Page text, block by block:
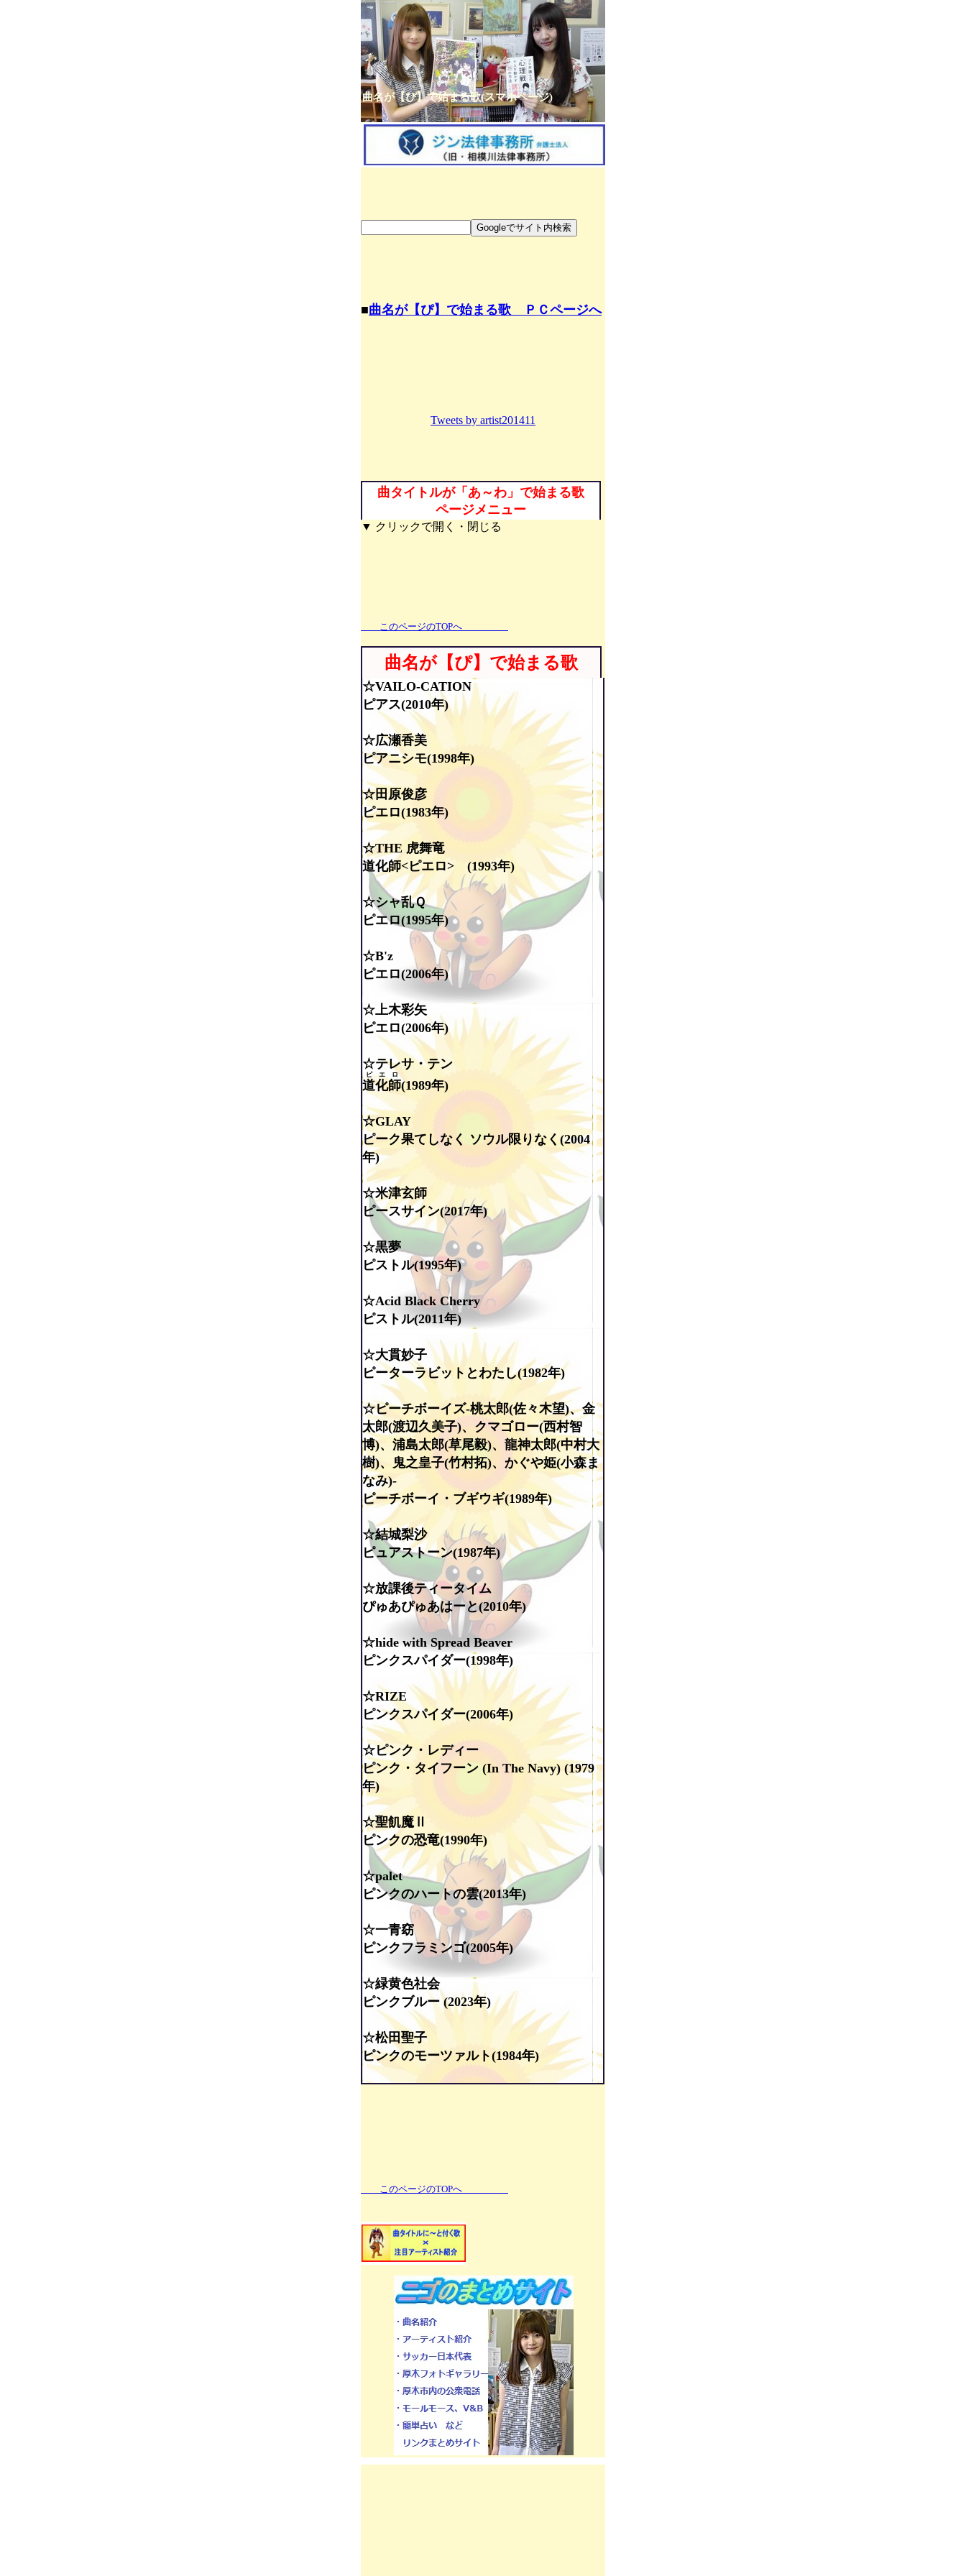
曲名が【ぴ】で始まる歌(スマホページ)
■曲名が【ぴ】で始まる歌 ＰＣページへ
Tweets by artist201411
曲タイトルが「あ～わ」で始まる歌
ページメニュー
▼ クリックで開く・閉じる
このページのTOPへ
曲名が【ぴ】で始まる歌
☆VAILO-CATION
ピアス(2010年)
☆広瀬香美
ピアニシモ(1998年)
☆田原俊彦
ピエロ(1983年)
☆THE 虎舞竜
道化師<ピエロ> (1993年)
☆シャ乱Ｑ
ピエロ(1995年)
☆B'z
ピエロ(2006年)
☆上木彩矢
ピエロ(2006年)
☆テレサ・テン
道化師
ピエロ
(1989年)
☆GLAY
ピーク果てしなく ソウル限りなく(2004
年)
☆米津玄師
ピースサイン(2017年)
☆黒夢
ピストル(1995年)
☆Acid Black Cherry
ピストル(2011年)
☆大貫妙子
ピーターラビットとわたし(1982年)
☆ピーチボーイズ-桃太郎(佐々木望)、金
太郎(渡辺久美子)、クマゴロー(西村智
博)、浦島太郎(草尾毅)、龍神太郎(中村大
樹)、鬼之皇子(竹村拓)、かぐや姫(小森ま
なみ)-
ピーチボーイ・ブギウギ(1989年)
☆結城梨沙
ピュアストーン(1987年)
☆放課後ティータイム
ぴゅあぴゅあはーと(2010年)
☆hide with Spread Beaver
ピンクスパイダー(1998年)
☆RIZE
ピンクスパイダー(2006年)
☆ピンク・レディー
ピンク・タイフーン (In The Navy) (1979
年)
☆聖飢魔Ⅱ
ピンクの恐竜(1990年)
☆palet
ピンクのハートの雲(2013年)
☆一青窈
ピンクフラミンゴ(2005年)
☆緑黄色社会
ピンクブルー (2023年)
☆松田聖子
ピンクのモーツァルト(1984年)
このページのTOPへ